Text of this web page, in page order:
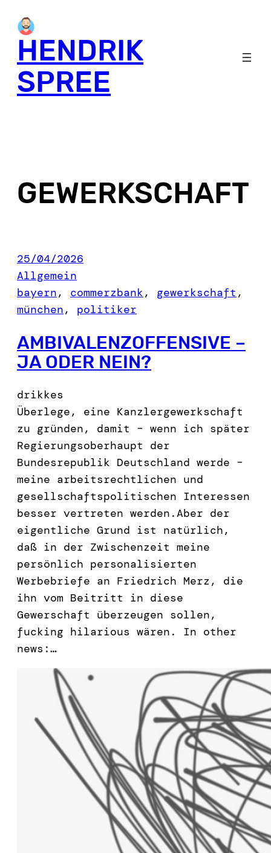
content
HENDRIK
SPREE
GEWERKSCHAFT
25/04/2026
Allgemein
bayern, commerzbank, gewerkschaft
münchen, politiker
AMBIVALENZOFFENSIVE –
JA ODER NEIN?
drikkes
Überlege, eine Kanzlergewerkschaft
zu gründen, damit – wenn ich später
Regierungsoberhaupt der
Bundesrepublik Deutschland werde –
meine arbeitsrechtlichen und
gesellschaftspolitischen Interessen
besser vertreten werden.Aber der
eigentliche Grund ist natürlich,
daß in der Zwischenzeit meine
persönlich personalisierten
Werbebriefe an Friedrich Merz, die
ihn vom Beitritt in diese
Gewerschaft überzeugen sollen,
fucking hilarious wären. In other
news:…